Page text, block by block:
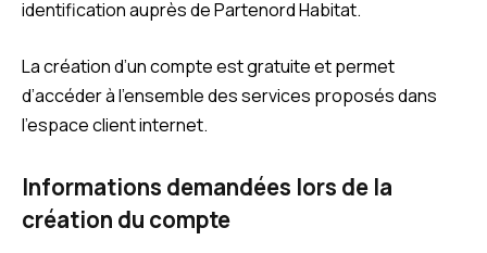
identification auprès de Partenord Habitat.
La création d’un compte est gratuite et permet
d’accéder à l’ensemble des services proposés dans
l’espace client internet.
Informations demandées lors de la
création du compte